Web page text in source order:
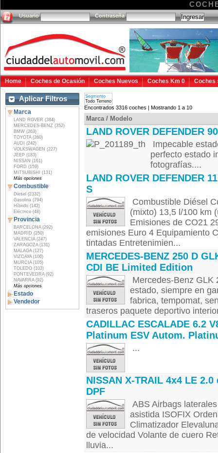
Usuario Contraseña
Home Coches de Ocasión Coches Nuevos Coches Km 0 Coches
Aplicar Filtros
Marca
LAND ROVER (384)
MERCEDES-BENZ (352)
BMW (263)
TOYOTA (260)
AUDI (242)
VOLKSWAGEN (227)
JEEP (183)
NISSAN (161)
FORD (159)
MITSUBISHI (131)
Más opciones
Combustible
Diesel (2332)
Gasolina (794)
Híbrido (142)
Eléctrico (48)
Provincia
BARCELONA (292)
MADRID (250)
VALENCIA (247)
ZARAGOZA (131)
MALAGA (127)
VIZCAYA (106)
MURCIA (105)
TOLEDO (103)
PONTEVEDRA (92)
NAVARRA (92)
Más opciones
Estado
Vendedor
Segmento
Todo Terreno
Encontrados 3316 coches | Mostrando 1 a 10
Marca / Modelo
LAND ROVER DEFENDER 90
Impecable
perfecto estado
fotografías....
LAND ROVER DEFENDER
S
Combustible Diésel
(mixto) 13,5 l/100 km
Emisiones de CO21
emisiones Euro 4 Equipamiento
tintadas Entretenimien...
MERCEDES-BENZ 250 D
CDI BE Limited Edition
Mercedes-Benz GLK
estado, siempre en
fabrica, tempomat,
traseros paquete deportivo
CADILLAC ESCALADE 6.2
Platinum ESV Autom.
...
NISSAN X-TRAIL 4x4 LE 2.0
DPF
ABS Airbags
asistida ISOFIX
Climatizador
de velocidad Volante de cuero
lluvia...